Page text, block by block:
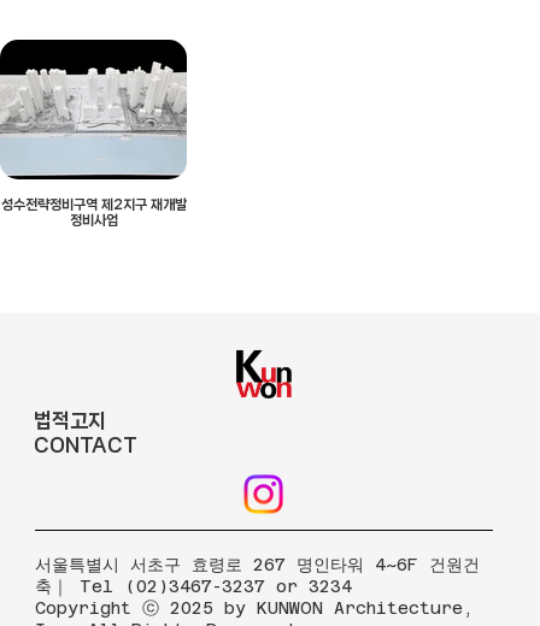
성수전략정비구역 제2지구 재개발
정비사업
법적고지
CONTACT
​서울특별시 서초구 효령로 267 명인타워 4~6F 건원건
축｜ Tel (02)3467-3237 or 3234
Copyright ⓒ 2025 by KUNWON Architecture,